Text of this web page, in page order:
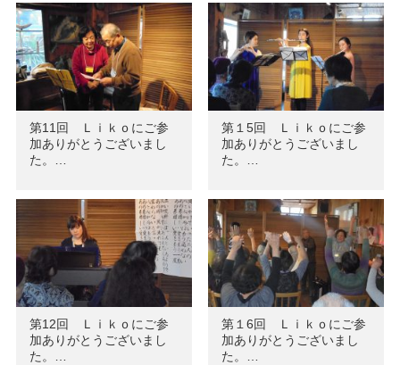
第11回 Ｌｉｋｏにご参
加ありがとうございまし
た。…
第１5回 Ｌｉｋｏにご参
加ありがとうございまし
た。…
第12回 Ｌｉｋｏにご参
加ありがとうございまし
た。…
第１6回 Ｌｉｋｏにご参
加ありがとうございまし
た。…